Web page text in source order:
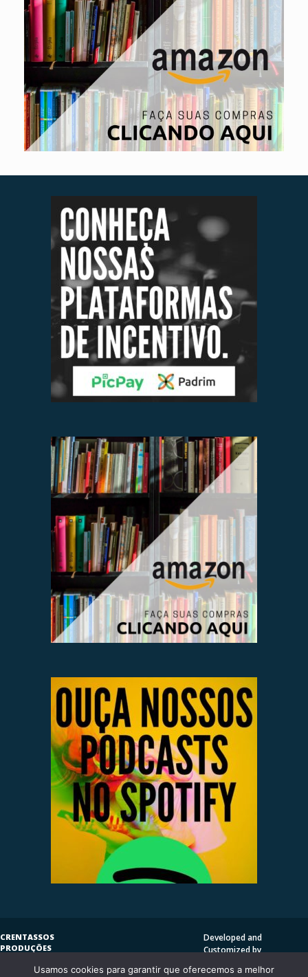
CRENTASSOS
PRODUÇÕES
COPYLEFT©2009
Developed and
Customized by
Usamos cookies para garantir que oferecemos a melhor